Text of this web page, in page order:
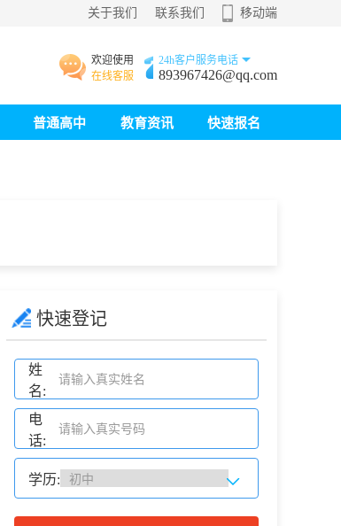
关于我们 联系我们 移动端
欢迎使用
在线客服
24h客户服务电话
893967426@qq.com
普通高中 教育资讯 快速报名
快速登记
姓
名:
电
话:
学历: